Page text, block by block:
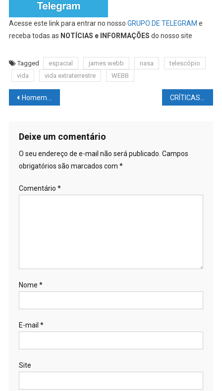
Acesse este link para entrar no nosso GRUPO DE TELEGRAM e
receba todas as NOTÍCIAS e INFORMAÇÕES do nosso site
Tagged espacial james webb nasa
telescópio
vida
vida extraterrestre WEBB
Navegação
Post
Homem é #INTERNADO por #OVERDOSE de vitamina #D
Deixe um comentário
O seu endereço de e-mail não será publicado. Campos
obrigatórios são marcados com *
Comentário *
Nome *
E-mail *
Site